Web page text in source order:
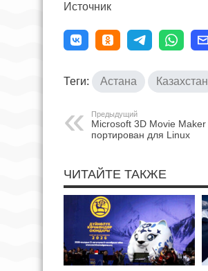
Источник
Теги: Астана Казахстан
Предыдущий
Microsoft 3D Movie Maker
портирован для Linux
ЧИТАЙТЕ ТАКЖЕ